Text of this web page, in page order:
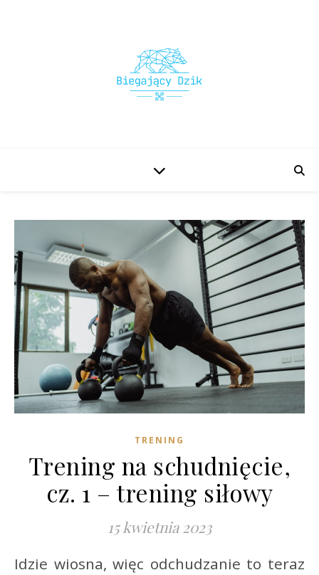
TRENING
Trening na schudnięcie,
cz. 1 – trening siłowy
15 kwietnia 2023
Idzie wiosna, więc odchudzanie to teraz